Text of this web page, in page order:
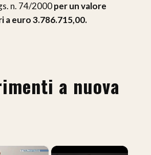
n. 74/2000per un valore
a euro 3.786.715,00.
a nuova
×